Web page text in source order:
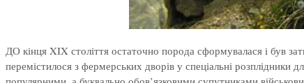
ДО кінця XIX століття остаточно порода сформувалася і був
перемістилося з фермерських дворів у спеціальні розплідники